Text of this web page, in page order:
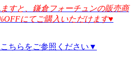
すと、鎌倉フォーチュンの販売商
にてご購入いただけます♥
ちらをご参照ください▼